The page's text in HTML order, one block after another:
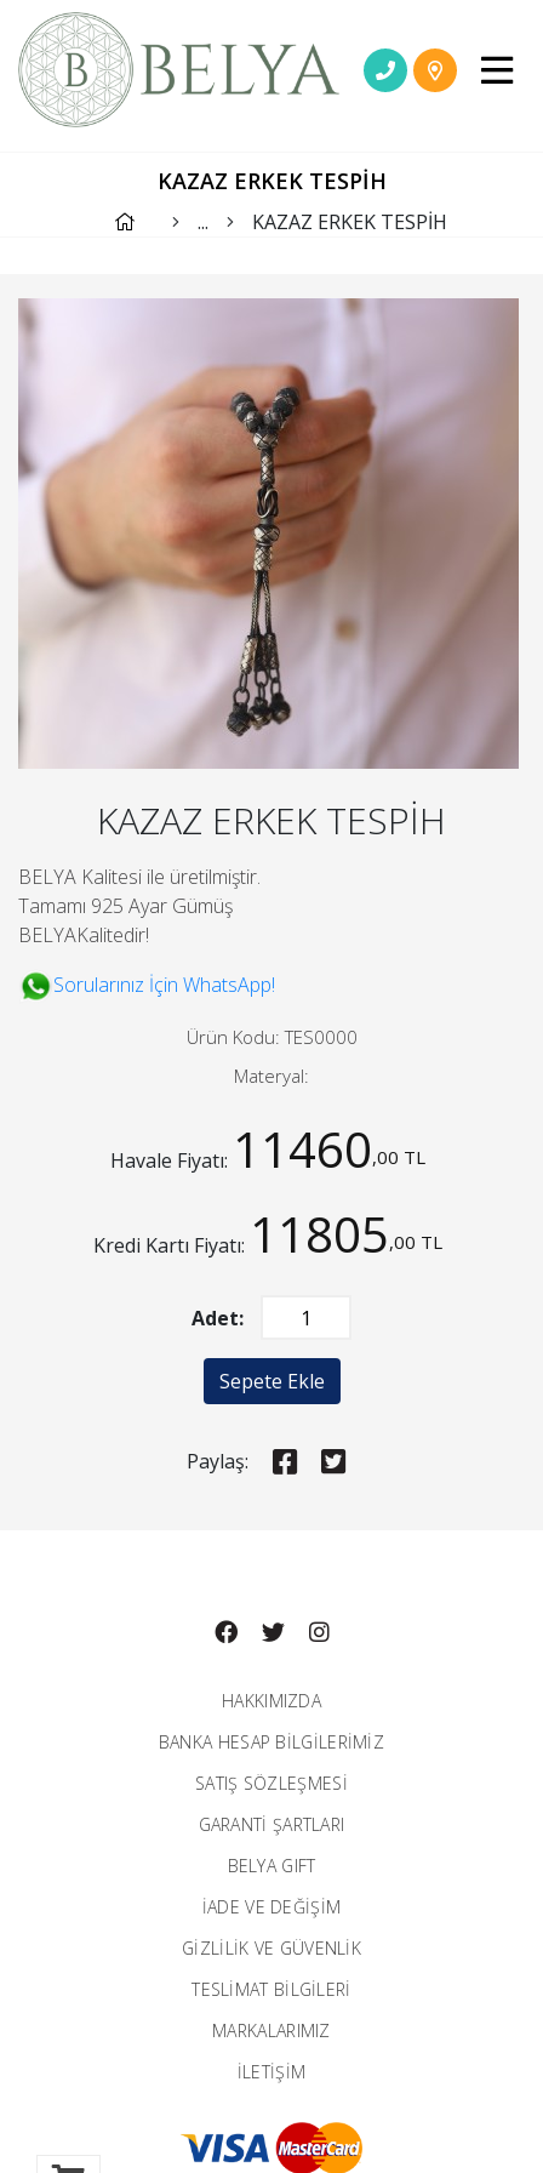
KAZAZ ERKEK TESPİH
... KAZAZ ERKEK TESPİH
KAZAZ ERKEK TESPİH
BELYA Kalitesi ile üretilmiştir.
Tamamı 925 Ayar Gümüş
BELYAKalitedir!
Sorularınız İçin WhatsApp!
Ürün Kodu: TES0000
Materyal:
Havale Fiyatı: 11460,00 TL
Kredi Kartı Fiyatı: 11805,00 TL
Adet:
Sepete Ekle
Paylaş:
HAKKIMIZDA
BANKA HESAP BILGILERIMIZ
SATIŞ SÖZLEŞMESİ
GARANTI ŞARTLARI
BELYA GIFT
İADE VE DEĞİŞİM
GİZLİLİK VE GÜVENLİK
TESLİMAT BİLGİLERİ
MARKALARIMIZ
İLETIŞIM